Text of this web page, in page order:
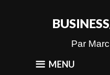
Par
MENU